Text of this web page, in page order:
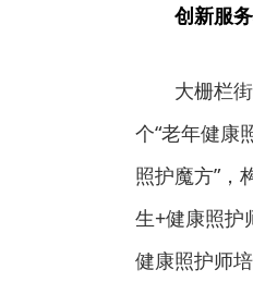
创新服
大栅栏
个“老年健康
照护魔方”，
生+健康照护
健康照护师